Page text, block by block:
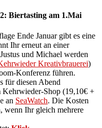
Biertasting am 1.Mai
Ende Januar gibt es eine
Ihr erneut an einer
und Michael werden
Kreativbrauerei)
Konferenz führen.
für diesen Abend
Kehrwieder-Shop (19,10€ +
an SeaWatch. Die Kosten
wenn Ihr gleich mehrere